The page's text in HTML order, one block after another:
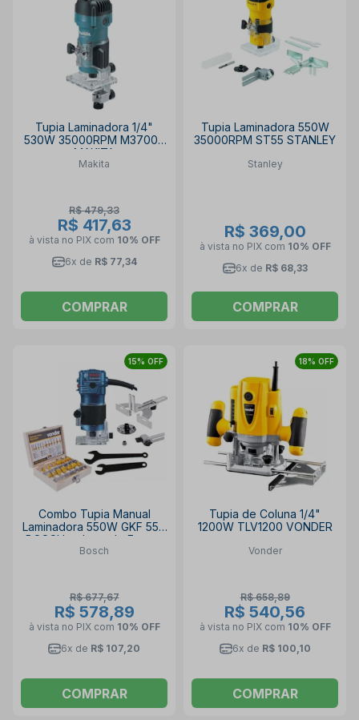
Tupia Laminadora 1/4"
530W 35000RPM M3700B
MAKITA
Makita
R$ 479,33
R$ 417,63
à vista no PIX com 10% OFF
6x de R$ 77,34
COMPRAR
Tupia Laminadora 550W
35000RPM ST55 STANLEY
Stanley
R$ 369,00
à vista no PIX com 10% OFF
6x de R$ 68,33
COMPRAR
15% OFF
Combo Tupia Manual
Laminadora 550W GKF 550
BOSCH e Jogo de Fresas
para Madeira com 12 Peças
Bosch
R$ 677,67
R$ 578,89
à vista no PIX com 10% OFF
6x de R$ 107,20
COMPRAR
18% OFF
Tupia de Coluna 1/4"
1200W TLV1200 VONDER
Vonder
R$ 658,89
R$ 540,56
à vista no PIX com 10% OFF
6x de R$ 100,10
COMPRAR